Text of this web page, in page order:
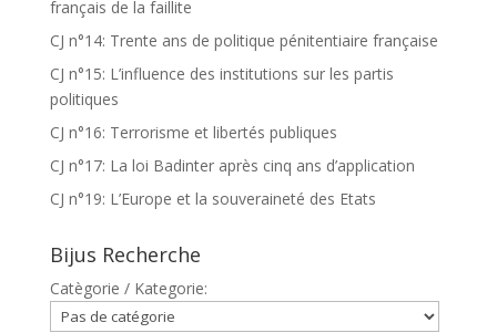
français de la faillite
CJ n°14: Trente ans de politique pénitentiaire française
CJ n°15: L’influence des institutions sur les partis
politiques
CJ n°16: Terrorisme et libertés publiques
CJ n°17: La loi Badinter après cinq ans d’application
CJ n°19: L’Europe et la souveraineté des Etats
Bijus Recherche
Catègorie / Kategorie: